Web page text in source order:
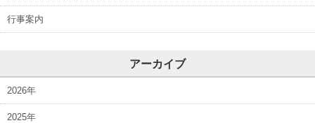
行事案内
アーカイブ
2026年
2025年